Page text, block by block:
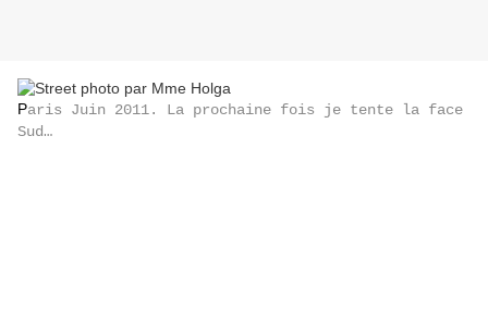
Paris Juin 2011. La prochaine fois je tente la face
Sud…